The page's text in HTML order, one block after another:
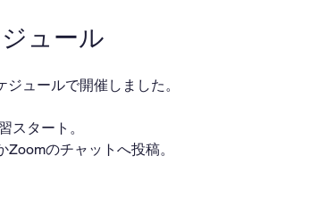
ュール
ュールで開催しました。
スタート。
のチャットへ投稿。